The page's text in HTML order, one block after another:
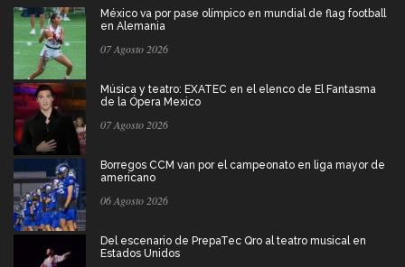
México va por pase olímpico en mundial de flag football
en Alemania
07 Agosto 2026
Música y teatro: EXATEC en el elenco de El Fantasma
de la Ópera Mexico
07 Agosto 2026
Borregos CCM van por el campeonato en liga mayor de
americano
06 Agosto 2026
Del escenario de PrepaTec Qro al teatro musical en
Estados Unidos